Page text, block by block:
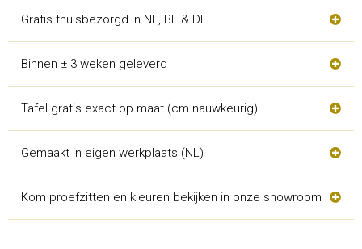
Gratis thuisbezorgd in NL, BE & DE
Binnen ± 3 weken geleverd
Tafel gratis exact op maat (cm nauwkeurig)
Gemaakt in eigen werkplaats (NL)
Kom proefzitten en kleuren bekijken in onze showroom